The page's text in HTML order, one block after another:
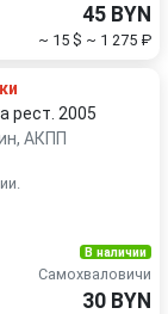
45 BYN
~ 15 $ ~ 1 275 ₽
рест. 2005
АКПП
В наличии
Самохваловичи
30 BYN